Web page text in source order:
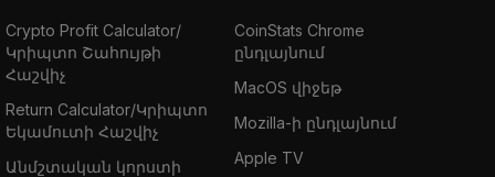
Crypto Profit Calculator/
Կրիպտո Շահույթի
Հաշվիչ
Return Calculator/Կրիպտո
Եկամուտի Հաշվիչ
Անմշտական կորստի
CoinStats Chrome
ընդլայնում
MacOS վիջեթ
Mozilla-ի ընդլայնում
Apple TV